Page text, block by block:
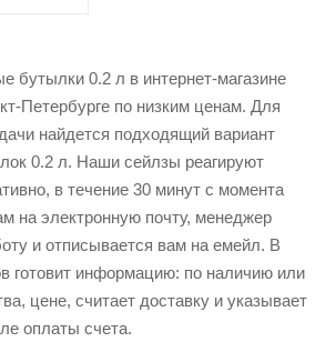
бутылки 0.2 л в интернет-магазине
Петербурге по низким ценам. Для
найдется подходящий вариант
0.2 л. Наши сейлзы реагируют
в течение 30 минут с момента
на электронную почту, менеджер
и отписывается вам на емейл. В
готовит информацию: по наличию или
цене, считает доставку и указывает
оплаты счета.